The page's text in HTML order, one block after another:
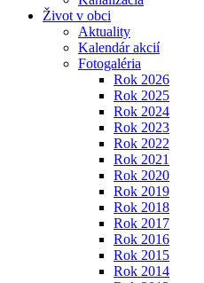
Život v obci
Aktuality
Kalendár akcií
Fotogaléria
Rok 2026
Rok 2025
Rok 2024
Rok 2023
Rok 2022
Rok 2021
Rok 2020
Rok 2019
Rok 2018
Rok 2017
Rok 2016
Rok 2015
Rok 2014